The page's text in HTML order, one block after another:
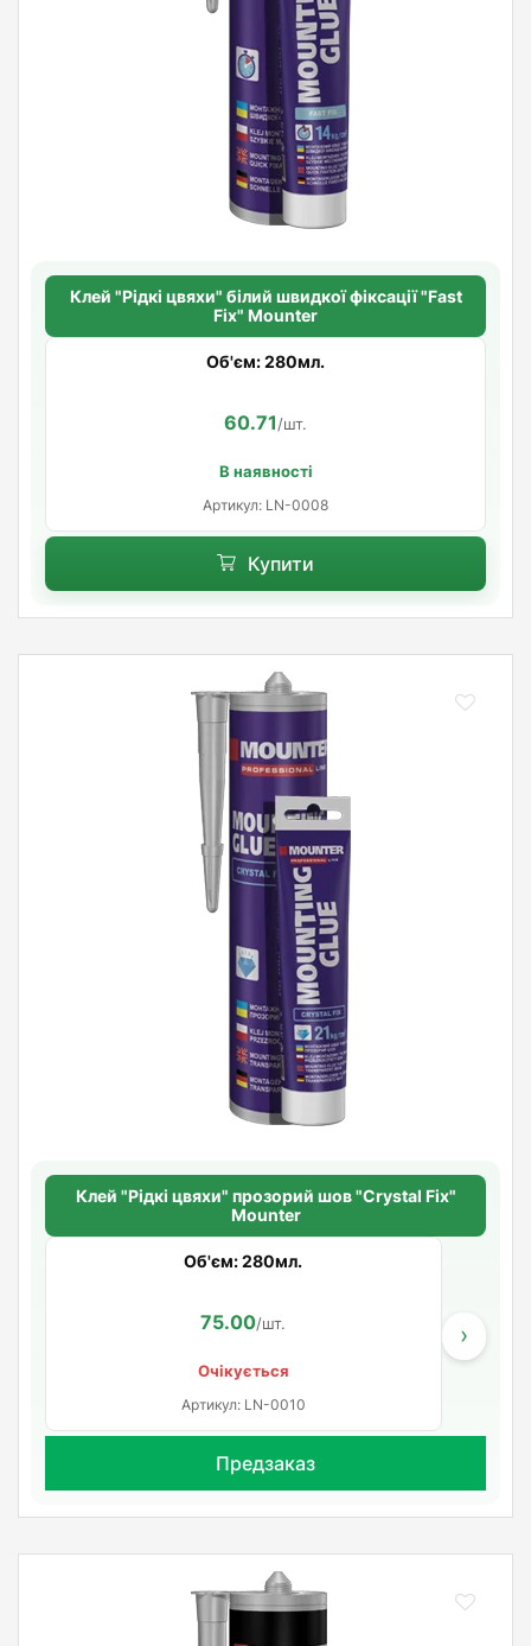
Клей "Рідкі цвяхи" білий швидкої фіксації "Fast
Fix" Mounter
Об'єм: 280мл.
60.71/шт.
В наявності
Артикул: LN-0008
Купити
Клей "Рідкі цвяхи" прозорий шов "Crystal Fix"
Mounter
Об'єм: 280мл.
75.00/шт.
Очікується
Артикул: LN-0010
›
Предзаказ